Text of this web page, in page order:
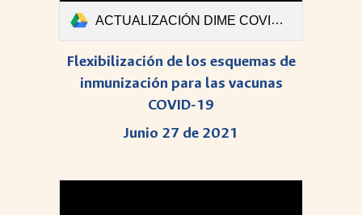
ACTUALIZACIÓN DIME COVID-Boletin #44.pdf
Flexibilización de los esquemas de
inmunización para las vacunas
COVID-19
Junio 27 de 2021